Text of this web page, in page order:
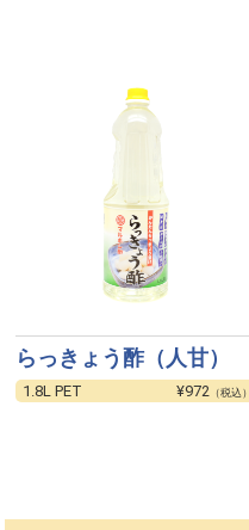
らっきょう酢（人甘）
1.8L PET ¥972 （税込）